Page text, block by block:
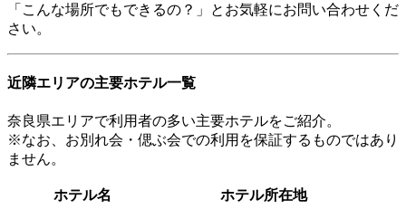
「こんな場所でもできるの？」とお気軽にお問い合わせくだ
さい。
近隣エリアの主要ホテル一覧
奈良県エリアで利用者の多い主要ホテルをご紹介。
※なお、お別れ会・偲ぶ会での利用を保証するものではあり
ません。
ホテル名
ホテル所在地